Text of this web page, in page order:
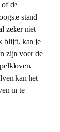
of de
stand
zeker niet
blijft, kan je
zijn voor de
kan het
in te